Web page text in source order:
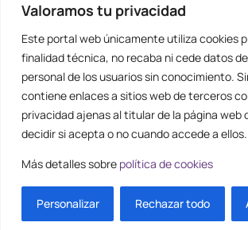
Valoramos tu privacidad
Este portal web únicamente utiliza cookies
finalidad técnica, no recaba ni cede datos
personal de los usuarios sin conocimiento.
contiene enlaces a sitios web de terceros
privacidad ajenas al titular de la página web
decidir si acepta o no cuando accede a ellos.
Más detalles sobre política de cookies
Personalizar Rechazar todo
Tu Tienda de Segunda Mano, Sambara
28027 – España)
912 60 05 55 |+34 601 23 09 14
Diseño y creación web byPublydea© |Todos los
ES